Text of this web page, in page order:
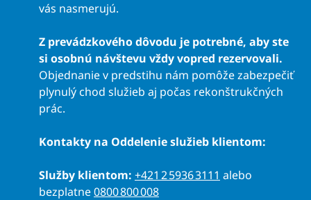
vás nasmerujú.
Z prevádzkového dôvodu je potrebné, aby ste
si osobnú návštevu vždy vopred rezervovali.
Objednanie v predstihu nám pomôže zabezpečiť
plynulý chod služieb aj počas rekonštrukčných
prác.
Kontakty na Oddelenie služieb klientom:
Služby klientom: +421 2 5936 3111 alebo
bezplatne0800 800 008